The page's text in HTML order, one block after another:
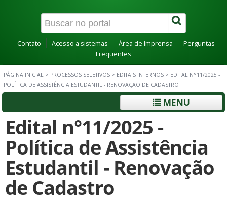
Canais
Contato Acesso a sistemas Área de Imprensa
Perguntas
Frequentes
PÁGINA INICIAL > PROCESSOS SELETIVOS > EDITAIS INTERNOS > EDITAL N°11/2025 -
POLÍTICA DE ASSISTÊNCIA ESTUDANTIL - RENOVAÇÃO DE CADASTRO
MENU
Edital n°11/2025 -
Política de Assistência
Estudantil - Renovação
de Cadastro